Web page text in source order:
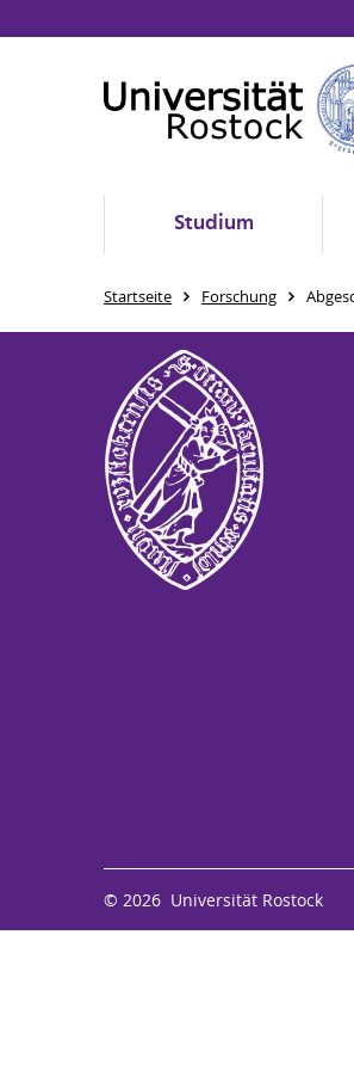
Studium
Startseite Forschung
© 2026 Universität Rostock